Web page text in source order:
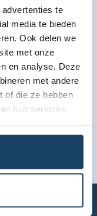
te
media te bieden
Ook delen we
met onze
en analyse. Deze
met andere
of die ze hebben
hun services.